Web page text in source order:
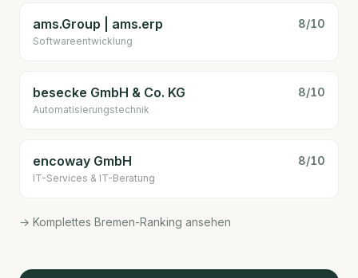
ams.Group | ams.erp 8/10
Software­entwicklung
besecke GmbH & Co. KG 8/10
Automatisierungstechnik
encoway GmbH 8/10
IT-Services & IT-Beratung
→ Komplettes Bremen-Ranking ansehen